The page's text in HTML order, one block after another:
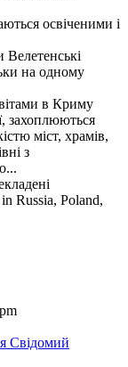
освіченими і
Велетенські
на одному
в Криму
захоплюються
міст, храмів,
з
Russia, Poland,
Свідомий